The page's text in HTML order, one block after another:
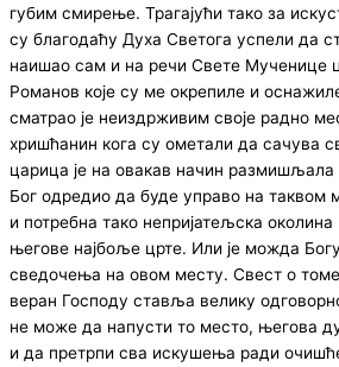
губим смирење. Трагајући тако за
су благодаћу Духа Светога успели да
наишао сам и на речи Свете Мученице
Романов које су ме окрепиле и
сматрао је неиздрживим своје радно
хришћанин кога су ометали да сачува
царица је на овакав начин
Бог одредио да буде управо на таквом
и потребна тако непријатељска
његове најбоље црте. Или је можда
сведочења на овом месту. Свест о томе
веран Го­споду ставља велику
не може да напусти то место, његова
и да претрпи сва искушења ради